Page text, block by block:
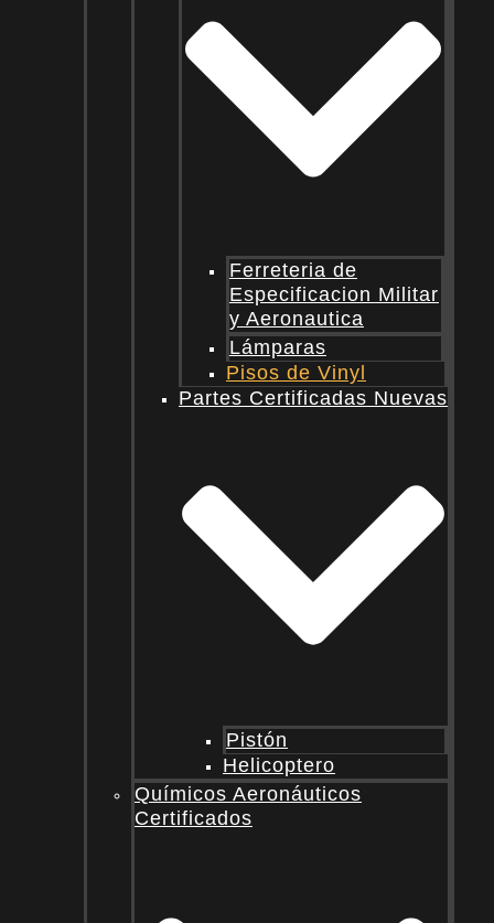
Ferreteria de
Especificacion Militar
y Aeronautica
Lámparas
Pisos de Vinyl
Partes Certificadas Nuevas
Pistón
Helicoptero
Químicos Aeronáuticos
Certificados